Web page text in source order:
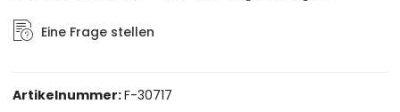
Eine Frage stellen
Artikelnummer:F-30717